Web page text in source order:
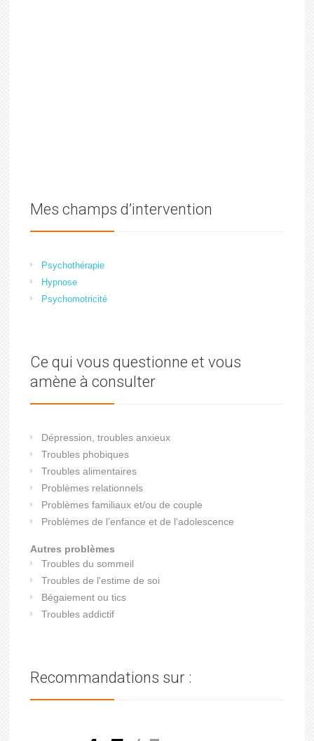
Mes champs d’intervention
Psychothérapie
Hypnose
Psychomotricité
Ce qui vous questionne et vous
amène à consulter
Dépression, troubles anxieux
Troubles phobiques
Troubles alimentaires
Problèmes relationnels
Problèmes familiaux et/ou de couple
Problèmes de l’enfance et de l’adolescence
Autres problèmes
Troubles du sommeil
Troubles de l'estime de soi
Bégaiement ou tics
Troubles addictif
Recommandations sur :